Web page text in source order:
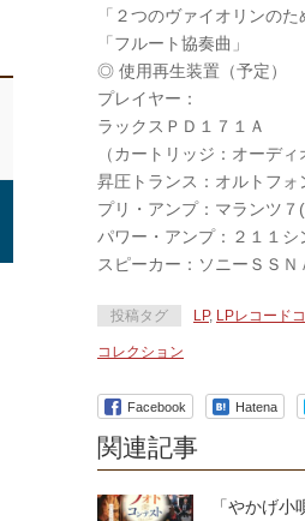
「２つのヴァイオリンのた
「フルート協奏曲」
◎ 使用再生装置（予定）
プレイヤー：
ラックスＰＤ１７１Ａ
（カートリッジ：オーデ
昇圧トランス：オルトフォ
プリ・アンプ：マランツ７
パワー・アンプ：２１１シ
スピーカー：ソニーＳＳＮ
投稿タグ LP, LPレコード
コレクション
Facebook Hatena
関連記事
「やかげ